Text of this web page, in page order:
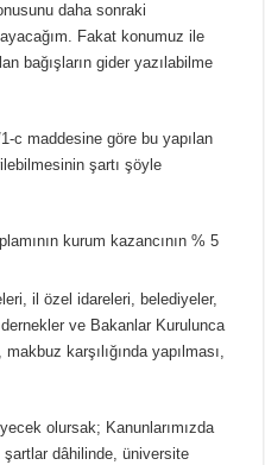
daha sonraki
Fakat konumuz ile
bağışların gider yazılabilme
c maddesine göre bu yapılan
şartı şöyle
kurum kazancının % 5
il özel idareleri, belediyeler,
ve Bakanlar Kurulunca
karşılığında yapılması,
olursak; Kanunlarımızda
şartlar dâhilinde, üniversite